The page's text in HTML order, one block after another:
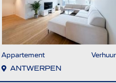
Appartement
ANTWERPEN